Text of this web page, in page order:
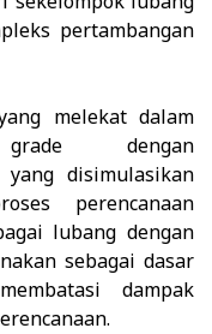
pertambangan
melekat dalam
dengan
disimulasikan
perencanaan
lubang dengan
sebagai dasar
dampak